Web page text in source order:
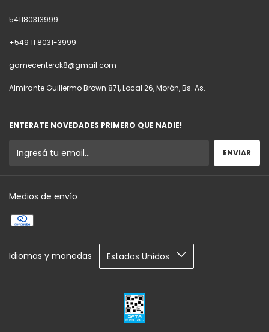
541180313999
+549 11 8031-3999
gamecenterok8@gmail.com
Almirante Guillermo Brown 871, Local 26, Morón, Bs. As.
ENTERATE NOVEDADES PRIMERO QUE NADIE!
Medios de envío
Idiomas y monedas